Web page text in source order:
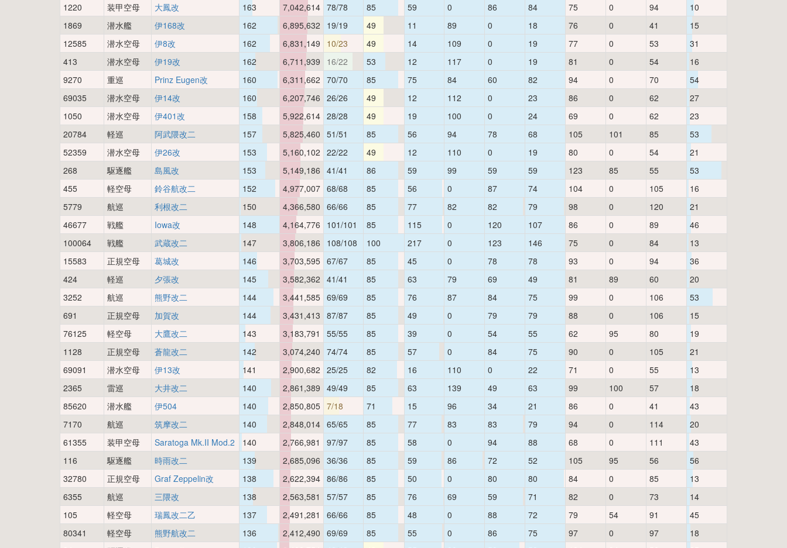
1220
装甲空母 大鳳改 163 7,042,614 78/78 85 59 0 86 84 75 0 94
10
1869
潜水艦 伊168改 162 6,895,632 19/19 49 11 89 0 18 76 0 41
15
12585
潜水空母 伊8改 162 6,831,149 10/23 49 14 109 0 19 77 0 53
31
413
潜水空母 伊19改 162 6,711,939 16/22 53 12 117 0 19 81 0 54
16
9270
重巡 Prinz Eugen改 160 6,311,662 70/70 85 75 84 60 82 94 0 70
54
69035
潜水空母 伊14改 160 6,207,746 26/26 49 12 112 0 23 86 0 62
27
1050
潜水空母 伊401改 158 5,922,614 28/28 49 19 100 0 24 69 0 62
23
20784
軽巡 阿武隈改二 157 5,825,460 51/51 85 56 94 78 68 105 101 85
53
52359
潜水空母 伊26改 153 5,160,102 22/22 49 12 110 0 19 80 0 54
21
268
駆逐艦 島風改 153 5,149,186 41/41 86 59 99 59 59 123 85 55
53
455
軽空母 鈴谷航改二 152 4,977,007 68/68 85 56 0 87 74 104 0 105
16
5779
航巡 利根改二 150 4,366,580 66/66 85 77 82 82 79 98 0 120
21
46677
戦艦 Iowa改 148 4,164,776 101/101 85 115 0 120 107 86 0 89
46
100064
戦艦 武蔵改二 147 3,806,186 108/108 100 217 0 123 146 75 0 84
13
15583
正規空母 葛城改 146 3,703,595 67/67 85 45 0 78 78 93 0 94
36
424
軽巡 夕張改 145 3,582,362 41/41 85 63 79 69 49 81 89 60
20
3252
航巡 熊野改二 144 3,441,585 69/69 85 76 87 84 75 99 0 106
53
691
正規空母 加賀改 144 3,431,413 87/87 85 49 0 79 79 88 0 106
15
76125
軽空母 大鷹改二 143 3,183,791 55/55 85 39 0 54 55 62 95 80
19
1128
正規空母 蒼龍改二 142 3,074,240 74/74 85 57 0 84 75 90 0 105
21
69091
潜水空母 伊13改 141 2,900,682 25/25 82 16 110 0 22 71 0 55
13
2365
雷巡 大井改二 140 2,861,389 49/49 85 63 139 49 63 99 100 57
18
85620
潜水艦 伊504 140 2,850,805 7/18 71 15 96 34 21 86 0 41
43
7170
航巡 筑摩改二 140 2,848,014 65/65 85 77 83 83 79 94 0 114
20
61355
装甲空母 Saratoga Mk.II Mod.2 140 2,766,981 97/97 85 58 0 94 88 68 0 111
43
116
駆逐艦 時雨改二 139 2,685,096 36/36 85 59 86 72 52 105 95 56
56
32780
正規空母 Graf Zeppelin改 138 2,622,394 86/86 85 50 0 80 80 84 0 85
13
6355
航巡 三隈改 138 2,563,581 57/57 85 76 69 59 71 82 0 73
14
105
軽空母 瑞鳳改二乙 137 2,491,281 66/66 85 48 0 88 72 79 54 91
45
80341
軽空母 熊野航改二 136 2,412,490 69/69 85 55 0 86 75 97 0 97
18